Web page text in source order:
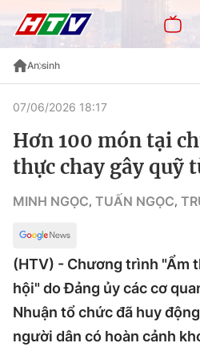
An sinh
07/06/2026 18:17
Hơn 100 món tại
thực chay gây quỹ
MINH NGỌC, TUẤN NGỌC,
(HTV) - Chương trình "Ẩm
hội" do Đảng ủy các cơ
Nhuận tổ chức đã huy
người dân có hoàn cảnh